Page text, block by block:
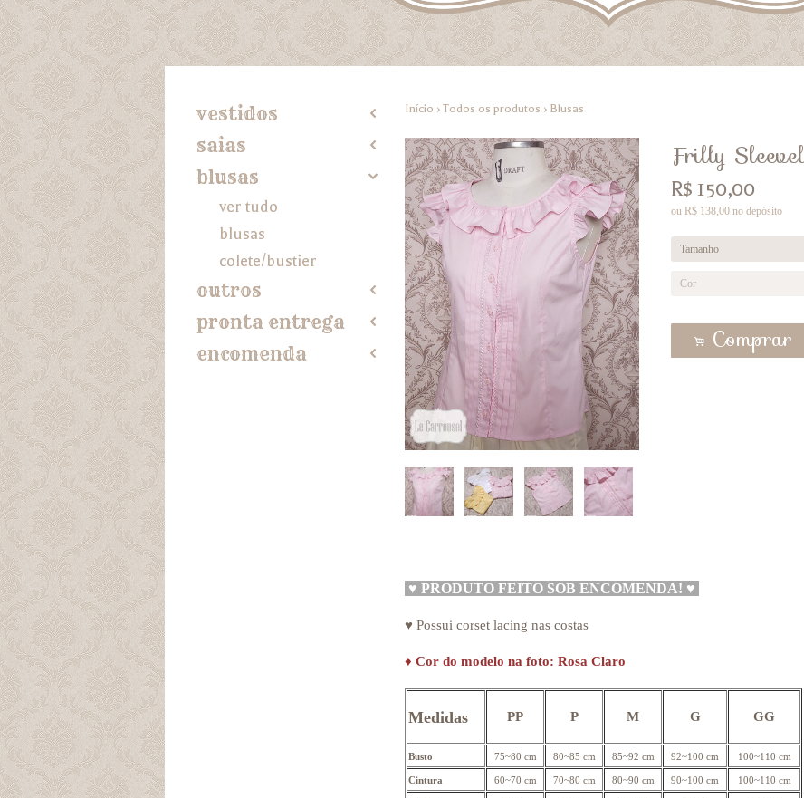
vestidos 2
saias 2
blusas 4
ver tudo
blusas
colete/bustier
outros 2
pronta entrega 2
encomenda 2
Início › Todos os produtos › Blusas
Frilly
R$ 150,00
ou R$ 138,00 no depósito
. Comprar
♥ PRODUTO FEITO SOB ENCOMENDA! ♥
♥ Possui corset lacing nas costas
♦ Cor do modelo na foto: Rosa Claro
Medidas PP P M G GG
Busto 75~80 cm 80~85 cm 85~92 cm 92~100 cm 100~110 cm
Cintura 60~70 cm 70~80 cm 80~90 cm 90~100 cm 100~110 cm